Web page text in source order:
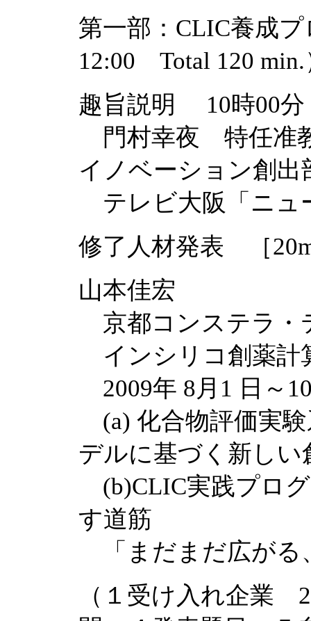
第一部：CLIC養成
12:00 Total 120 min.
趣旨説明 10時00分
門村幸夜 特任准
イノベーション創出
テレビ大阪「ニュ
修了人材発表 ［
山本佳宏
京都コンステラ・
インシリコ創薬計
2009年 8月1 日～
(a) 化合物評価実
デルに基づく新し
(b)CLIC実践プロ
す道筋
「まだまだ広がる
（１受け入れ企業